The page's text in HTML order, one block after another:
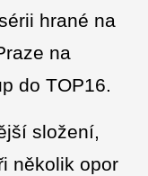
hrané na
na
do TOP16.
složení,
několik opor